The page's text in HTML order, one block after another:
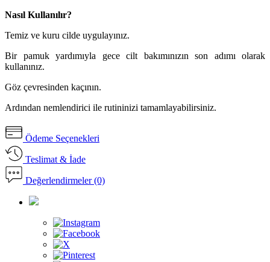
Nasıl Kullanılır?
Temiz ve kuru cilde uygulayınız.
Bir pamuk yardımıyla gece cilt bakımınızın son adımı olarak
kullanınız.
Göz çevresinden kaçının.
Ardından nemlendirici ile rutininizi tamamlayabilirsiniz.
Ödeme Seçenekleri
Teslimat & İade
Değerlendirmeler (0)